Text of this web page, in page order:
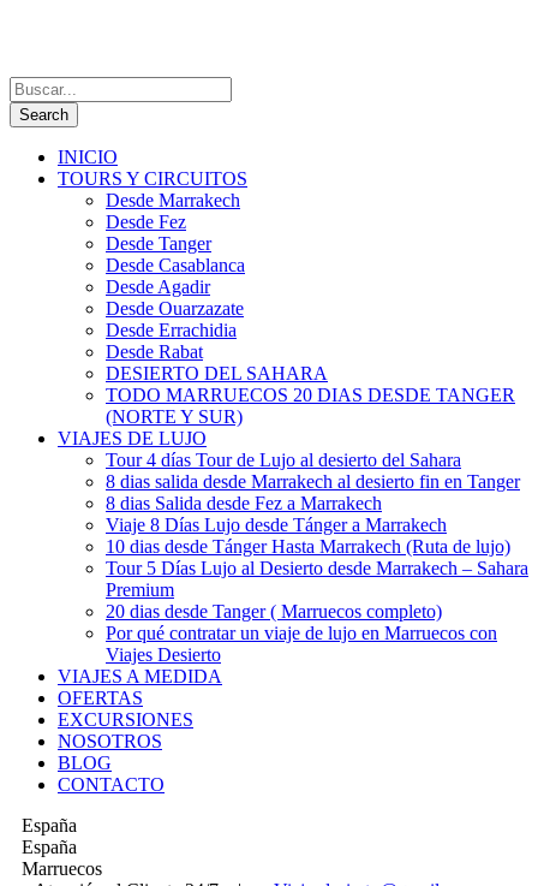
INICIO
TOURS Y CIRCUITOS
Desde Marrakech
Desde Fez
Desde Tanger
Desde Casablanca
Desde Agadir
Desde Ouarzazate
Desde Errachidia
Desde Rabat
DESIERTO DEL SAHARA
TODO MARRUECOS 20 DIAS DESDE TANGER
(NORTE Y SUR)
VIAJES DE LUJO
Tour 4 días Tour de Lujo al desierto del Sahara
8 dias salida desde Marrakech al desierto fin en Tanger
8 dias Salida desde Fez a Marrakech
Viaje 8 Días Lujo desde Tánger a Marrakech
10 dias desde Tánger Hasta Marrakech (Ruta de lujo)
Tour 5 Días Lujo al Desierto desde Marrakech – Sahara
Premium
20 dias desde Tanger ( Marruecos completo)
Por qué contratar un viaje de lujo en Marruecos con
Viajes Desierto
VIAJES A MEDIDA
OFERTAS
EXCURSIONES
NOSOTROS
BLOG
CONTACTO
España
España
Marruecos